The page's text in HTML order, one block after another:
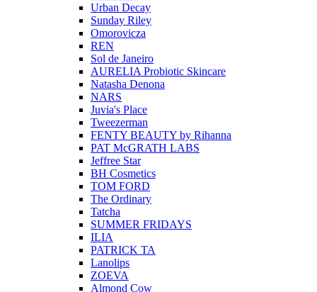
Urban Decay
Sunday Riley
Omorovicza
REN
Sol de Janeiro
AURELIA Probiotic Skincare
Natasha Denona
NARS
Juvia's Place
Tweezerman
FENTY BEAUTY by Rihanna
PAT McGRATH LABS
Jeffree Star
BH Cosmetics
TOM FORD
The Ordinary
Tatcha
SUMMER FRIDAYS
ILIA
PATRICK TA
Lanolips
ZOEVA
Almond Cow